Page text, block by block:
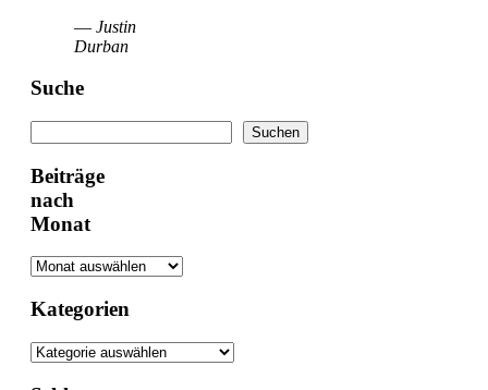
— Justin
Durban
Suche
Suchen
Beiträge
nach
Monat
Kategorien